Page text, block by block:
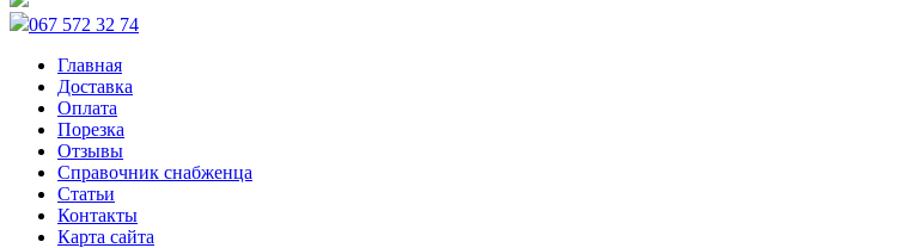
067 572 32 74
Главная
Доставка
Оплата
Порезка
Отзывы
Справочник снабженца
Статьи
Контакты
Карта сайта